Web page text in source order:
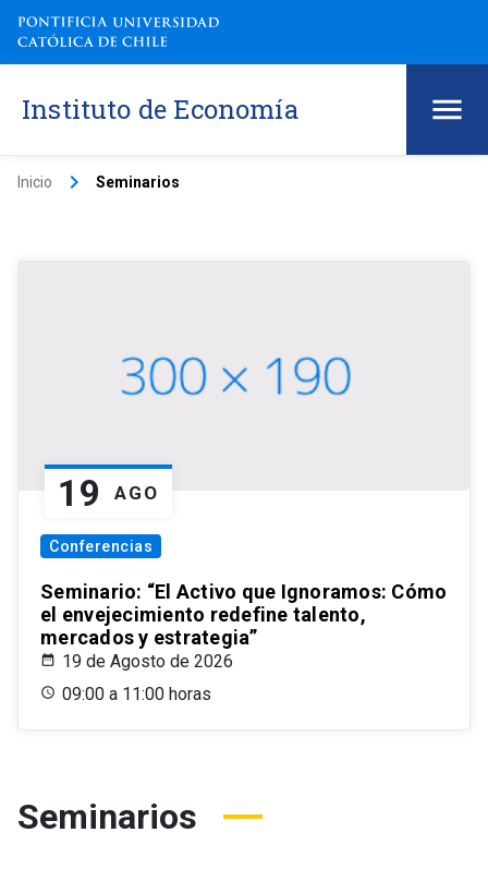
Instituto de Economía
Inicio keyboard_arrow_right Seminarios
19 AGO
Conferencias
Seminario: “El Activo que Ignoramos: Cómo
el envejecimiento redefine talento,
mercados y estrategia”
19 de Agosto de 2026
09:00 a 11:00 horas
Seminarios